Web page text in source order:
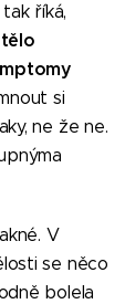
říká,
tělo
si
ne že ne.
V
se něco
bolela